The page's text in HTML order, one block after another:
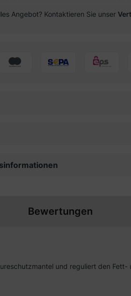
Angebot? Kontaktieren Sie unser
Bewertungen
und reguliert den Fett-